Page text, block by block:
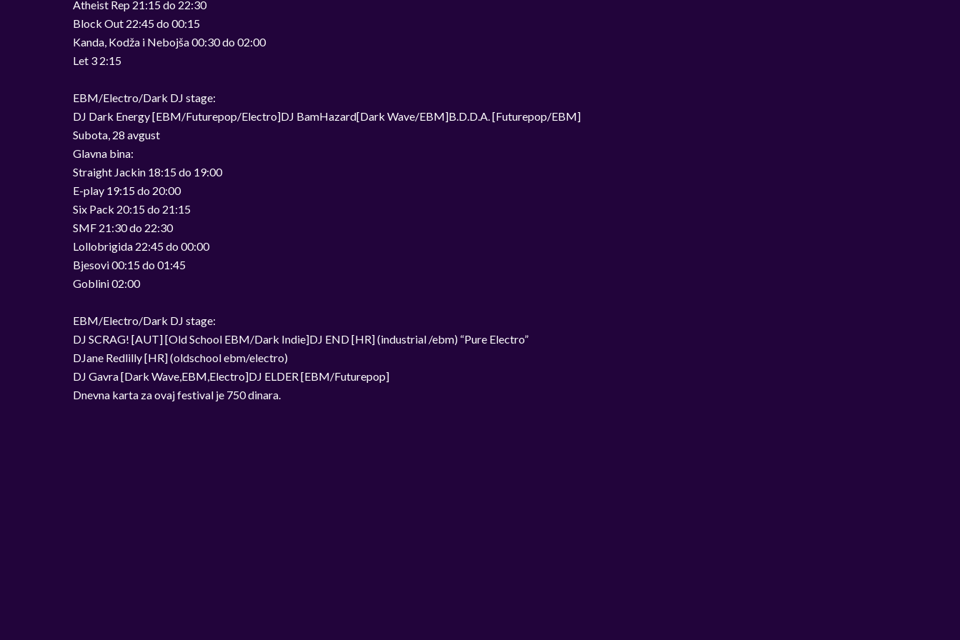
Atheist Rep 21:15 do 22:30
Block Out 22:45 do 00:15
Kanda, Kodža i Nebojša 00:30 do 02:00
Let 3 2:15
EBM/Electro/Dark DJ stage:
DJ Dark Energy [EBM/Futurepop/Electro]DJ BamHazard[Dark Wave/EBM]B.D.D.A. [Futurepop/EBM]
Subota, 28 avgust
Glavna bina:
Straight Jackin 18:15 do 19:00
E-play 19:15 do 20:00
Six Pack 20:15 do 21:15
SMF 21:30 do 22:30
Lollobrigida 22:45 do 00:00
Bjesovi 00:15 do 01:45
Goblini 02:00
EBM/Electro/Dark DJ stage:
DJ SCRAG! [AUT] [Old School EBM/Dark Indie]DJ END [HR] (industrial /ebm) “Pure Electro”
DJane Redlilly [HR] (oldschool ebm/electro)
DJ Gavra [Dark Wave,EBM,Electro]DJ ELDER [EBM/Futurepop]
Dnevna karta za ovaj festival je 750 dinara.